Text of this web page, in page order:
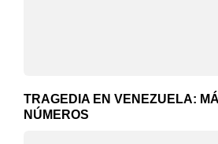
TRAGEDIA EN VENEZUELA:
NÚMEROS